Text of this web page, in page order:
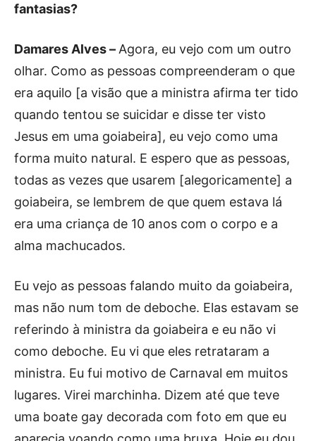
fantasias?
Damares Alves – Agora, eu vejo com um outro
olhar. Como as pessoas compreenderam o que
era aquilo [a visão que a ministra afirma ter tido
quando tentou se suicidar e disse ter visto
Jesus em uma goiabeira], eu vejo como uma
forma muito natural. E espero que as pessoas,
todas as vezes que usarem [alegoricamente] a
goiabeira, se lembrem de que quem estava lá
era uma criança de 10 anos com o corpo e a
alma machucados.
Eu vejo as pessoas falando muito da goiabeira,
mas não num tom de deboche. Elas estavam se
referindo à ministra da goiabeira e eu não vi
como deboche. Eu vi que eles retrataram a
ministra. Eu fui motivo de Carnaval em muitos
lugares. Virei marchinha. Dizem até que teve
uma boate gay decorada com foto em que eu